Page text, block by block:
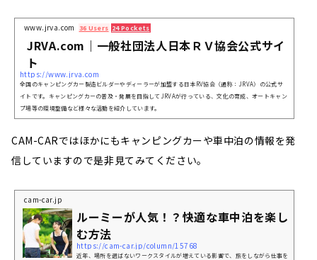
www.jrva.com 36 Users 24 Pockets
JRVA.com｜一般社団法人日本ＲＶ協会公式サイ
ト
https://www.jrva.com
全国のキャンピングカー製造ビルダーやディーラーが加盟する日本RV協会（通称：JRVA）の公式サ
イトです。キャンピングカーの普及・発展を目指してJRVAが行っている、文化の育成、オートキャン
プ場等の環境整備など様々な活動を紹介しています。
CAM-CARではほかにもキャンピングカーや車中泊の情報を発
信していますので是非見てみてください。
cam-car.jp
ルーミーが人気！？快適な車中泊を楽し
む方法
https://cam-car.jp/column/15768
近年、場所を選ばないワークスタイルが増えている影響で、旅をしながら仕事を